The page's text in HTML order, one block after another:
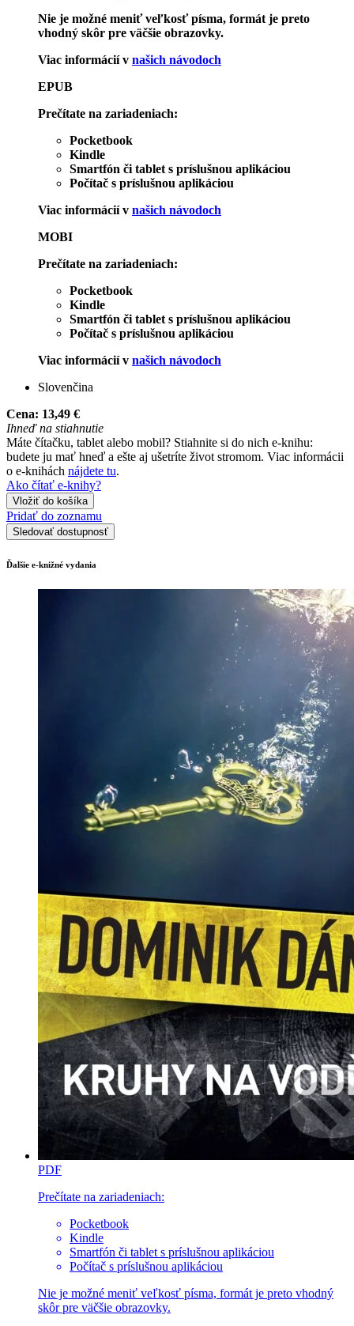
Nie je možné meniť veľkosť písma, formát je preto
vhodný skôr pre väčšie obrazovky.
Viac informácií v našich návodoch
EPUB
Prečítate na zariadeniach:
Pocketbook
Kindle
Smartfón či tablet s príslušnou aplikáciou
Počítač s príslušnou aplikáciou
Viac informácií v našich návodoch
MOBI
Prečítate na zariadeniach:
Pocketbook
Kindle
Smartfón či tablet s príslušnou aplikáciou
Počítač s príslušnou aplikáciou
Viac informácií v našich návodoch
Slovenčina
Cena: 13,49 €
Ihneď na stiahnutie
Máte čítačku, tablet alebo mobil? Stiahnite si do nich e-knihu:
budete ju mať hneď a ešte aj ušetríte život stromom. Viac informácii
o e-knihách nájdete tu.
Ako čítať e-knihy?
Vložiť do košíka
Pridať do zoznamu
Sledovať dostupnosť
Ďalšie e-knižné vydania
PDF
Prečítate na zariadeniach:
Pocketbook
Kindle
Smartfón či tablet s príslušnou aplikáciou
Počítač s príslušnou aplikáciou
Nie je možné meniť veľkosť písma, formát je preto vhodný
skôr pre väčšie obrazovky.